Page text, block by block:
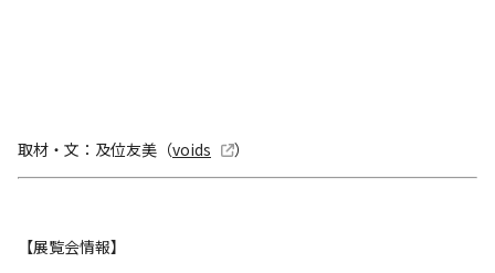
取材・文：及位友美（voids ）
【展覧会情報】